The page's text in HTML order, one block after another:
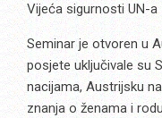
Vijeća sigurnosti UN-
Seminar je otvoren u
posjete uključivale su
nacijama, Austrijsku
znanja o ženama i